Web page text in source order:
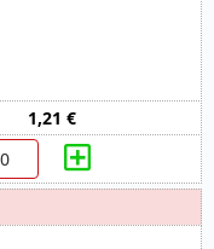
1,21 €